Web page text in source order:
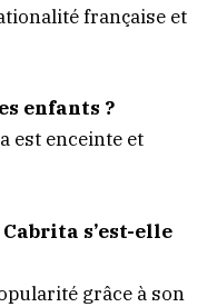
française et
enfants ?
est enceinte et
s’est-elle
grâce à son